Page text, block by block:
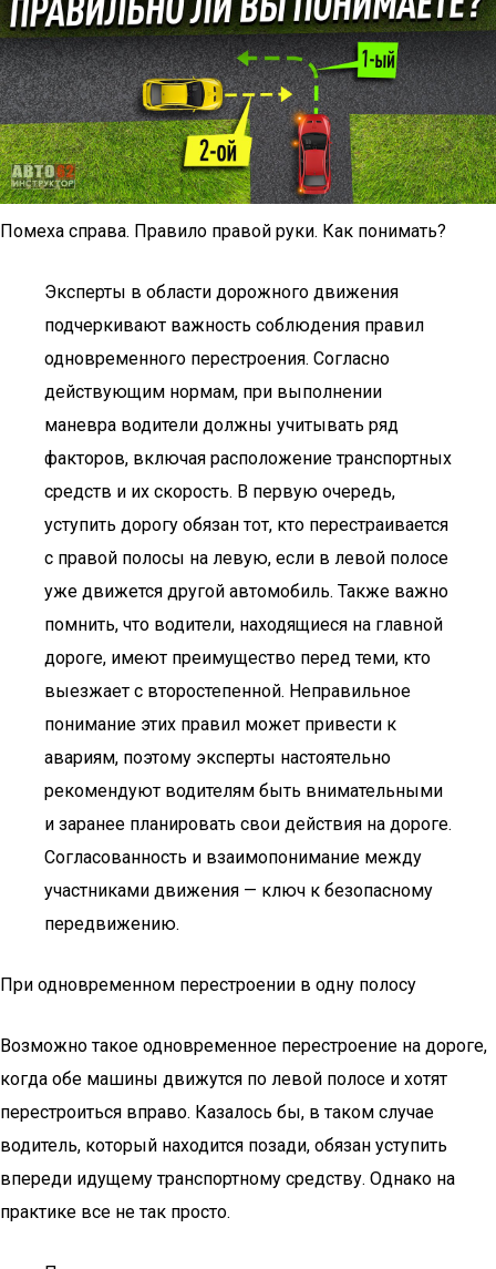
Помеха справа. Правило правой руки. Как понимать?
Эксперты в области дорожного движения
подчеркивают важность соблюдения правил
одновременного перестроения. Согласно
действующим нормам, при выполнении
маневра водители должны учитывать ряд
факторов, включая расположение транспортных
средств и их скорость. В первую очередь,
уступить дорогу обязан тот, кто перестраивается
с правой полосы на левую, если в левой полосе
уже движется другой автомобиль. Также важно
помнить, что водители, находящиеся на главной
дороге, имеют преимущество перед теми, кто
выезжает с второстепенной. Неправильное
понимание этих правил может привести к
авариям, поэтому эксперты настоятельно
рекомендуют водителям быть внимательными
и заранее планировать свои действия на дороге.
Согласованность и взаимопонимание между
участниками движения — ключ к безопасному
передвижению.
При одновременном перестроении в одну полосу
Возможно такое одновременное перестроение на дороге,
когда обе машины движутся по левой полосе и хотят
перестроиться вправо. Казалось бы, в таком случае
водитель, который находится позади, обязан уступить
впереди идущему транспортному средству. Однако на
практике все не так просто.